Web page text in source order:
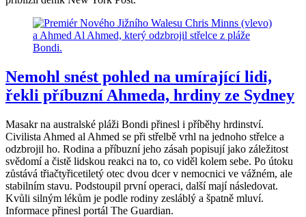
Nemohl snést pohled na umírající lidi,
řekli příbuzní Ahmeda, hrdiny ze Sydney
Masakr na australské pláži Bondi přinesl i příběhy hrdinství.
Civilista Ahmed al Ahmed se při střelbě vrhl na jednoho střelce a
odzbrojil ho. Rodina a příbuzní jeho zásah popisují jako záležitost
svědomí a čistě lidskou reakci na to, co viděl kolem sebe. Po útoku
zůstává třiačtyřicetiletý otec dvou dcer v nemocnici ve vážném, ale
stabilním stavu. Podstoupil první operaci, další mají následovat.
Kvůli silným lékům je podle rodiny zesláblý a špatně mluví.
Informace přinesl portál The Guardian.